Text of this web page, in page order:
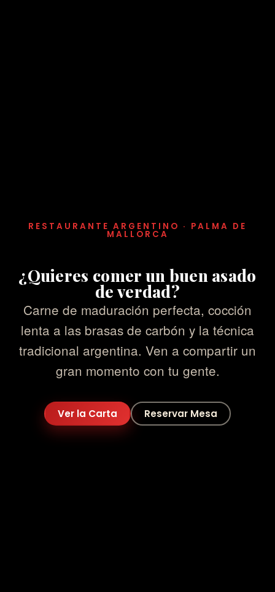
RESTAURANTE ARGENTINO · PALMA DE
MALLORCA
¿Quieres comer un buen asado
de verdad?
Carne de maduración perfecta, cocción
lenta a las brasas de carbón y la técnica
tradicional argentina. Ven a compartir un
gran momento con tu gente.
Ver la Carta Reservar Mesa